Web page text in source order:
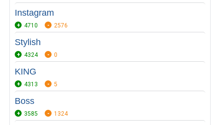
Instagram
4710 2576
Stylish
4324 0
KING
4313 5
Boss
3585 1324